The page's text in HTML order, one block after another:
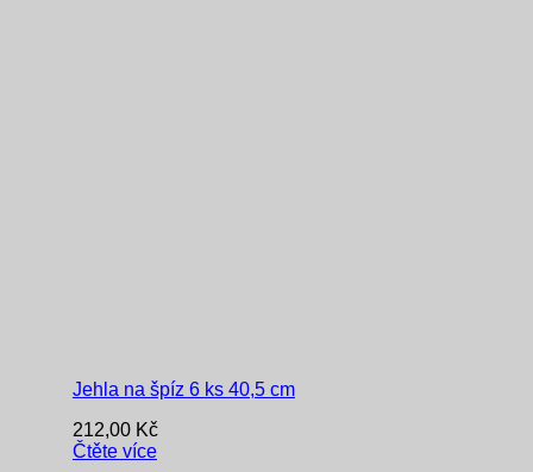
Jehla na špíz 6 ks 40,5 cm
212,00 Kč
Čtěte více